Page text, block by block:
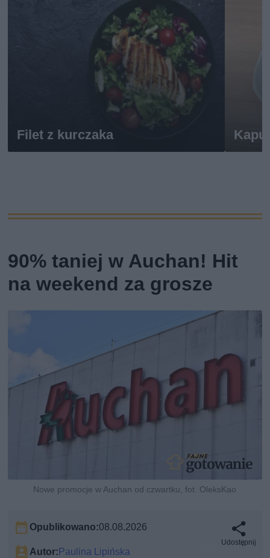
Filet z kurczaka
90% taniej w Auchan! Hit
na weekend za grosze
Nowe promocje w Auchan od czwartku, fot. OleksKao
Opublikowano:08.08.2026
Autor:Paulina Lipińska
Udostępnij